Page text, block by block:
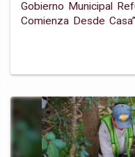
Gobierno Municipal
Comienza Desde Casa”